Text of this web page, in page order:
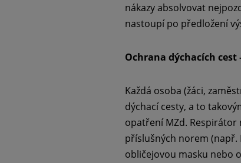
nákazy absolvovat
nastoupí po předložení
Ochrana dýchacích cest
Každá osoba (žáci,
dýchací cesty, a to
opatření MZd.
příslušných norem (např.
obličejovou masku nebo